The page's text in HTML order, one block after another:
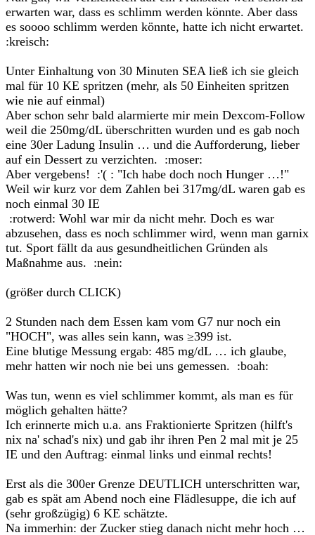
erwarten war, dass es schlimm werden könnte. Aber dass
es soooo schlimm werden könnte, hatte ich nicht erwartet.
:kreisch:
Unter Einhaltung von 30 Minuten SEA ließ ich sie gleich
mal für 10 KE spritzen (mehr, als 50 Einheiten spritzen
wie nie auf einmal)
Aber schon sehr bald alarmierte mir mein Dexcom-Follow
weil die 250mg/dL überschritten wurden und es gab noch
eine 30er Ladung Insulin … und die Aufforderung, lieber
auf ein Dessert zu verzichten. :moser:
Aber vergebens! :'( : "Ich habe doch noch Hunger …!"
Weil wir kurz vor dem Zahlen bei 317mg/dL waren gab es
noch einmal 30 IE
:rotwerd: Wohl war mir da nicht mehr. Doch es war
abzusehen, dass es noch schlimmer wird, wenn man garnix
tut. Sport fällt da aus gesundheitlichen Gründen als
Maßnahme aus. :nein:
(größer durch CLICK)
2 Stunden nach dem Essen kam vom G7 nur noch ein
"HOCH", was alles sein kann, was ≥399 ist.
Eine blutige Messung ergab: 485 mg/dL … ich glaube,
mehr hatten wir noch nie bei uns gemessen. :boah:
Was tun, wenn es viel schlimmer kommt, als man es für
möglich gehalten hätte?
Ich erinnerte mich u.a. ans Fraktionierte Spritzen (hilft's
nix na' schad's nix) und gab ihr ihren Pen 2 mal mit je 25
IE und den Auftrag: einmal links und einmal rechts!
Erst als die 300er Grenze DEUTLICH unterschritten war,
gab es spät am Abend noch eine Flädlesuppe, die ich auf
(sehr großzügig) 6 KE schätzte.
Na immerhin: der Zucker stieg danach nicht mehr hoch …